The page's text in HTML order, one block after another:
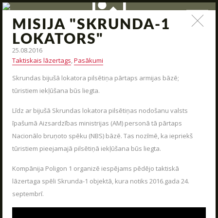
MISIJA "SKRUNDA-1
LOKATORS"
25.08.2016
Taktiskais lāzertags,Pasākumi
Skrundas bijušā lokatora pilsētiņa pārtaps armijas bāzē;
tūristiem iekļūšana būs liegta.
Līdz ar bijušā Skrundas lokatora pilsētiņas nodošanu valsts
īpašumā Aizsardzības ministrijas (AM) personā tā pārtaps
Nacionālo bruņoto spēku (NBS) bāzē. Tas nozīmē, ka iepriekš
tūristiem pieejamajā pilsētiņā iekļūšana būs liegta.
Kompānija Poligon 1 organizē iespējams pēdējo taktiskā
lāzertaga spēli Skrunda-1 objektā, kura notiks 2016.gada 24.
septembrī.
PAR MUMS
ZIŅAS
Jauna arsenāla ienākšana, poligona modernizācija,
interesantas kaujas un jauni piedāvājumi – tas viss un vēl
daudz kas cits mūsu ziņas.